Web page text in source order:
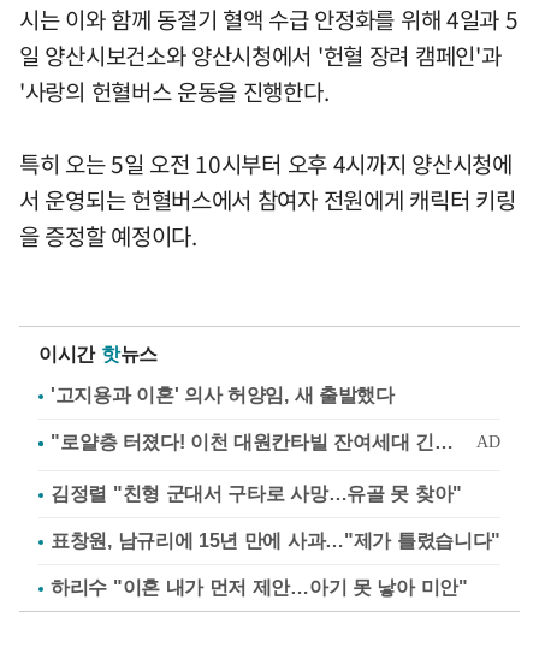
시는 이와 함께 동절기 혈액 수급 안정화를 위해 4일과 5
일 양산시보건소와 양산시청에서 '헌혈 장려 캠페인'과
'사랑의 헌혈버스 운동을 진행한다.
특히 오는 5일 오전 10시부터 오후 4시까지 양산시청에
서 운영되는 헌혈버스에서 참여자 전원에게 캐릭터 키링
을 증정할 예정이다.
이시간 핫뉴스
'고지용과 이혼' 의사 허양임, 새 출발했다
김정렬 "친형 군대서 구타로 사망…유골 못 찾아"
표창원, 남규리에 15년 만에 사과…"제가 틀렸습니다"
하리수 "이혼 내가 먼저 제안…아기 못 낳아 미안"